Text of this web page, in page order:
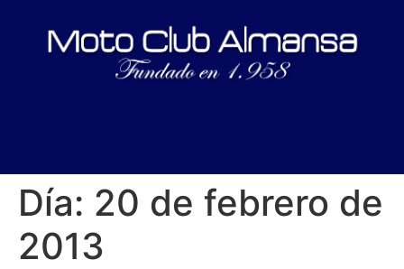
Día: 20 de febrero de
2013